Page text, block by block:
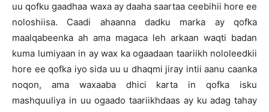
uu qofku gaadhaa waxa ay daaha saartaa ceebihii hore ee
noloshiisa. Caadi ahaanna dadku marka ay qofka
maalqabeenka ah ama magaca leh arkaan waqti badan
kuma lumiyaan in ay wax ka ogaadaan taariikh nololeedkii
hore ee qofka iyo sida uu u dhaqmi jiray intii aanu caanka
noqon, ama waxaaba dhici karta in qofka isku
mashquuliya in uu ogaado taariikhdaas ay ku adag tahay